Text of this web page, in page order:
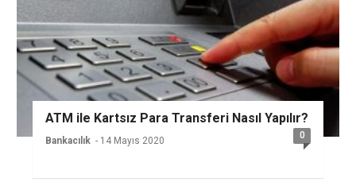
ATM ile Kartsız Para Transferi Nasıl Yapılır?
Bankacılık - 14 Mayıs 2020 0